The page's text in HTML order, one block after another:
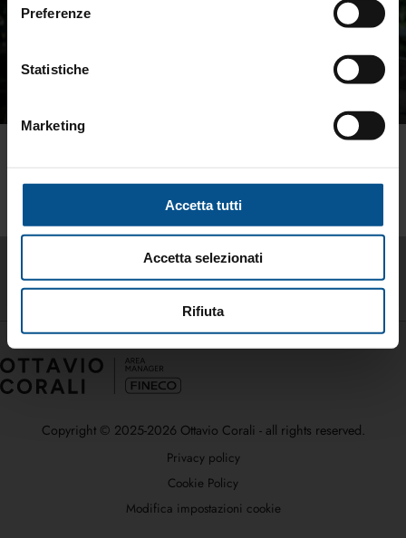
Preferenze
Statistiche
Marketing
Accetta tutti
Accetta selezionati
Rifiuta
Copyright © 2025-2026 Ottavio Corali - all rights reserved.
Privacy policy
Cookie Policy
Modifica impostazioni cookie